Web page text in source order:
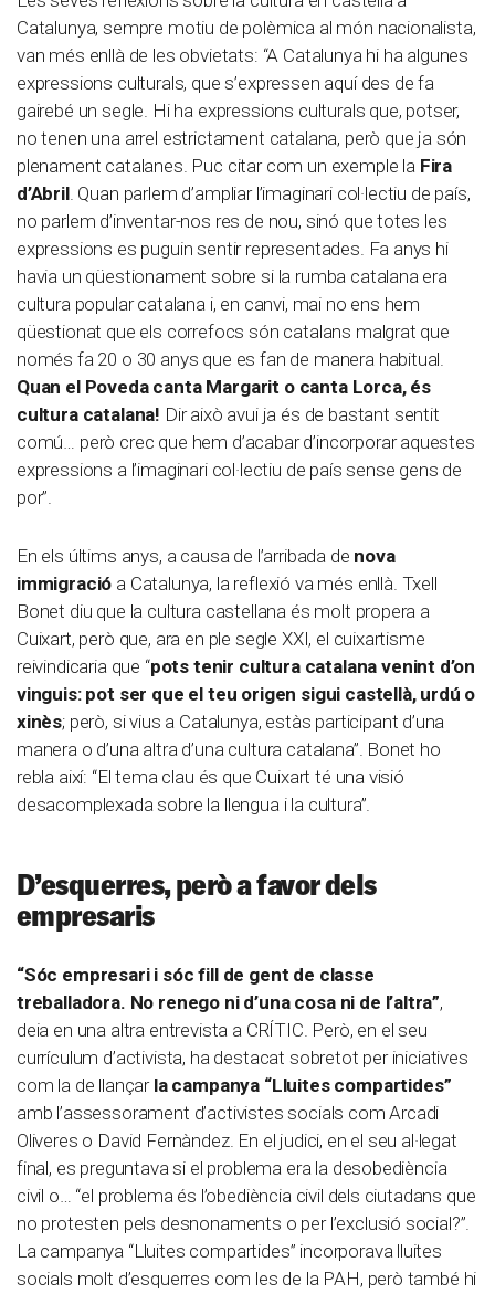
Catalunya, sempre motiu de polèmica al món nacionalista,
van més enllà de les obvietats: “A Catalunya hi ha algunes
expressions culturals, que s’expressen aquí des de fa
gairebé un segle. Hi ha expressions culturals que, potser,
no tenen una arrel estrictament catalana, però que ja són
plenament catalanes. Puc citar com un exemple la Fira
d’Abril. Quan parlem d’ampliar l’imaginari col·lectiu de país,
no parlem d’inventar-nos res de nou, sinó que totes les
expressions es puguin sentir representades. Fa anys hi
havia un qüestionament sobre si la rumba catalana era
cultura popular catalana i, en canvi, mai no ens hem
qüestionat que els correfocs són catalans malgrat que
només fa 20 o 30 anys que es fan de manera habitual.
Quan el Poveda canta Margarit o canta Lorca, és
cultura catalana! Dir això avui ja és de bastant sentit
comú… però crec que hem d’acabar d’incorporar aquestes
expressions a l’imaginari col·lectiu de país sense gens de
por”.
En els últims anys, a causa de l’arribada de nova
immigració a Catalunya, la reflexió va més enllà. Txell
Bonet diu que la cultura castellana és molt propera a
Cuixart, però que, ara en ple segle XXI, el cuixartisme
reivindicaria que “pots tenir cultura catalana venint d’on
vinguis: pot ser que el teu origen sigui castellà, urdú o
xinès; però, si vius a Catalunya, estàs participant d’una
manera o d’una altra d’una cultura catalana”. Bonet ho
rebla així: “El tema clau és que Cuixart té una visió
desacomplexada sobre la llengua i la cultura”.
D’esquerres, però a favor dels
empresaris
“Sóc empresari i sóc fill de gent de classe
treballadora. No renego ni d’una cosa ni de l’altra”,
deia en una altra entrevista a CRÍTIC. Però, en el seu
currículum d’activista, ha destacat sobretot per iniciatives
com la de llançar la campanya “Lluites compartides”
amb l’assessorament d’activistes socials com Arcadi
Oliveres o David Fernàndez. En el judici, en el seu al·legat
final, es preguntava si el problema era la desobediència
civil o… “el problema és l’obediència civil dels ciutadans que
no protesten pels desnonaments o per l’exclusió social?”.
La campanya “Lluites compartides” incorporava lluites
socials molt d’esquerres com les de la PAH, però també hi